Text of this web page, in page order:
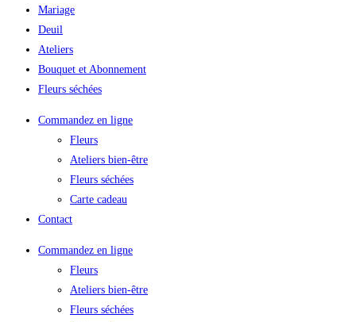
Mariage
Deuil
Ateliers
Bouquet et Abonnement
Fleurs séchées
Commandez en ligne
Fleurs
Ateliers bien-être
Fleurs séchées
Carte cadeau
Contact
Commandez en ligne
Fleurs
Ateliers bien-être
Fleurs séchées